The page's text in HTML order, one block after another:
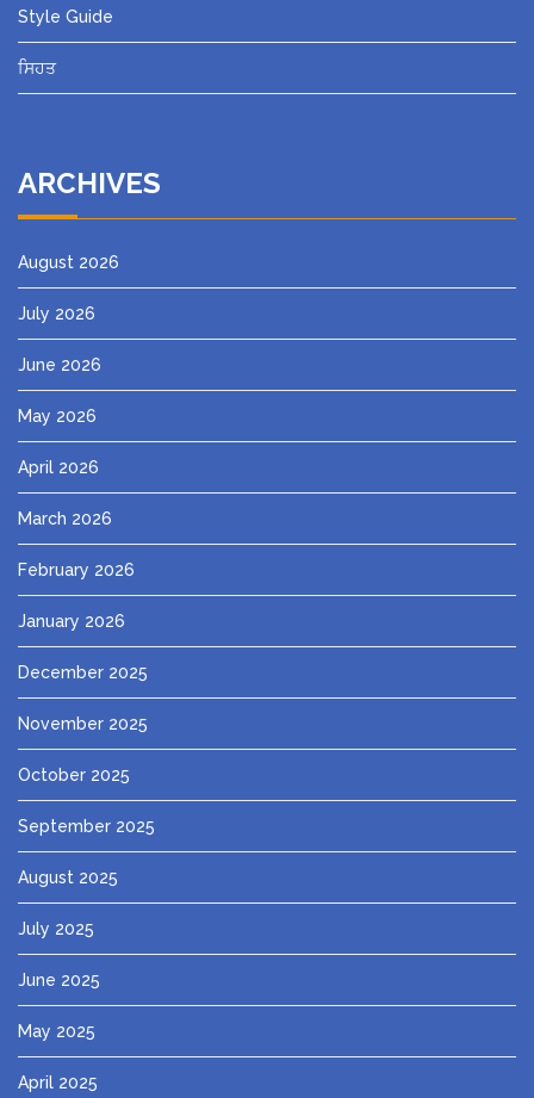
Style Guide
ਸਿਹਤ
ARCHIVES
August 2026
July 2026
June 2026
May 2026
April 2026
March 2026
February 2026
January 2026
December 2025
November 2025
October 2025
September 2025
August 2025
July 2025
June 2025
May 2025
April 2025